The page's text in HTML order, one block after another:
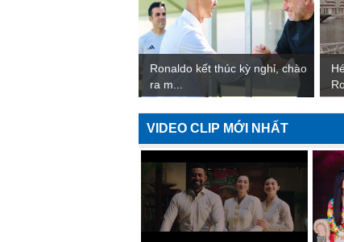
Ronaldo kết thúc kỳ nghỉ, chào
ra m...
VIDEO CLIP MỚI NHẤT